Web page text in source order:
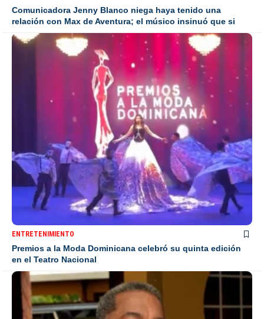
Comunicadora Jenny Blanco niega haya tenido una
relación con Max de Aventura; el músico insinuó que si
ENTRETENIMIENTO
Premios a la Moda Dominicana celebró su quinta edición
en el Teatro Nacional